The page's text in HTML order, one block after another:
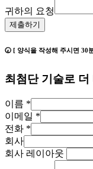
귀하의 요청
제출하기
🕢 [ 양식을 작성해 주시면 30
최첨단 기술로
이름 *
이메일 *
전화 *
회사
회사 레이아웃